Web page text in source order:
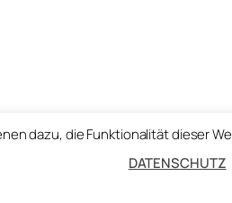
dazu, die Funktionalität dieser
DATENSCHUTZ